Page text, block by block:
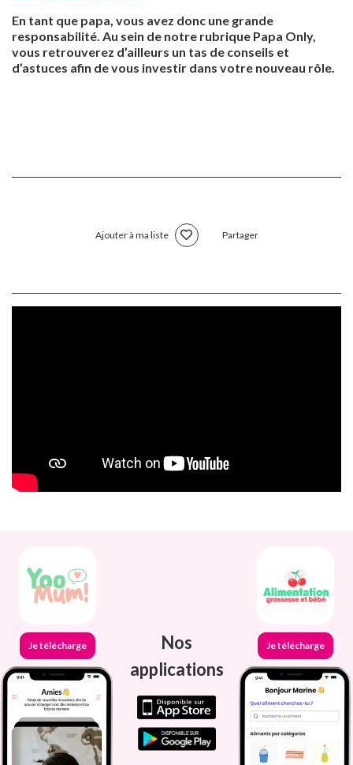
En tant que papa, vous avez donc une grande
responsabilité. Au sein de notre rubrique Papa Only,
vous retrouverez d’ailleurs un tas de conseils et
d’astuces afin de vous investir dans votre nouveau rôle.
Ajouter à ma liste Partager
Je télécharge
Nos
applications
Je télécharge